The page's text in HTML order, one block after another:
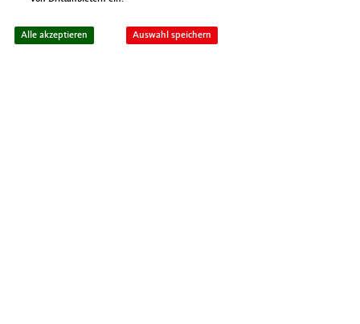
Alle akzeptieren Auswahl speichern